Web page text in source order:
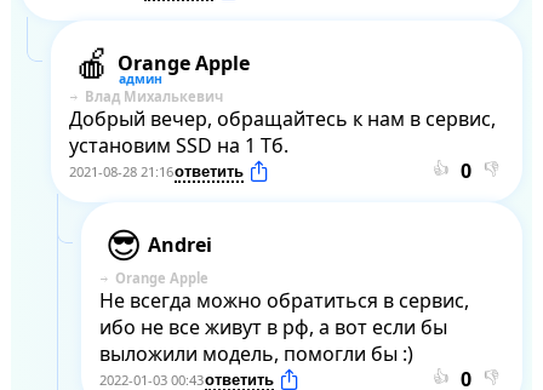
Orange Apple
Влад Михалькевич
Добрый вечер, обращайтесь к нам в сервис,
установим SSD на 1 Тб.
2021-08-28 21:16 👍 👎
Andrei
Orange Apple
Не всегда можно обратиться в сервис,
ибо не все живут в рф, а вот если бы
выложили модель, помогли бы :)
2022-01-03 00:43 👍 👎